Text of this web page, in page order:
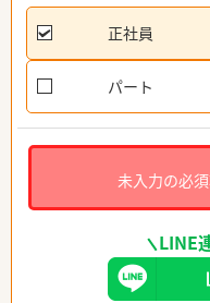
正社員
パート
未入力の必
LINE